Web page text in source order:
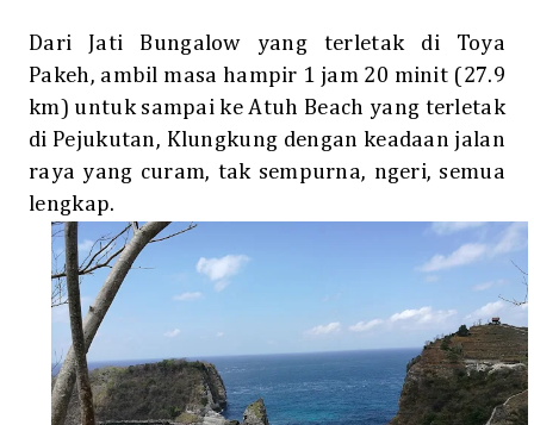
Dari Jati Bungalow yang terletak di Toya
Pakeh, ambil masa hampir 1 jam 20 minit (27.9
km) untuk sampai ke Atuh Beach yang terletak
di Pejukutan, Klungkung dengan keadaan jalan
raya yang curam, tak sempurna, ngeri, semua
lengkap.